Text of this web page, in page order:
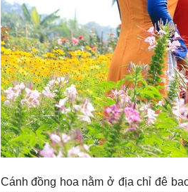
Cánh đồng hoa nằm ở địa chỉ đê